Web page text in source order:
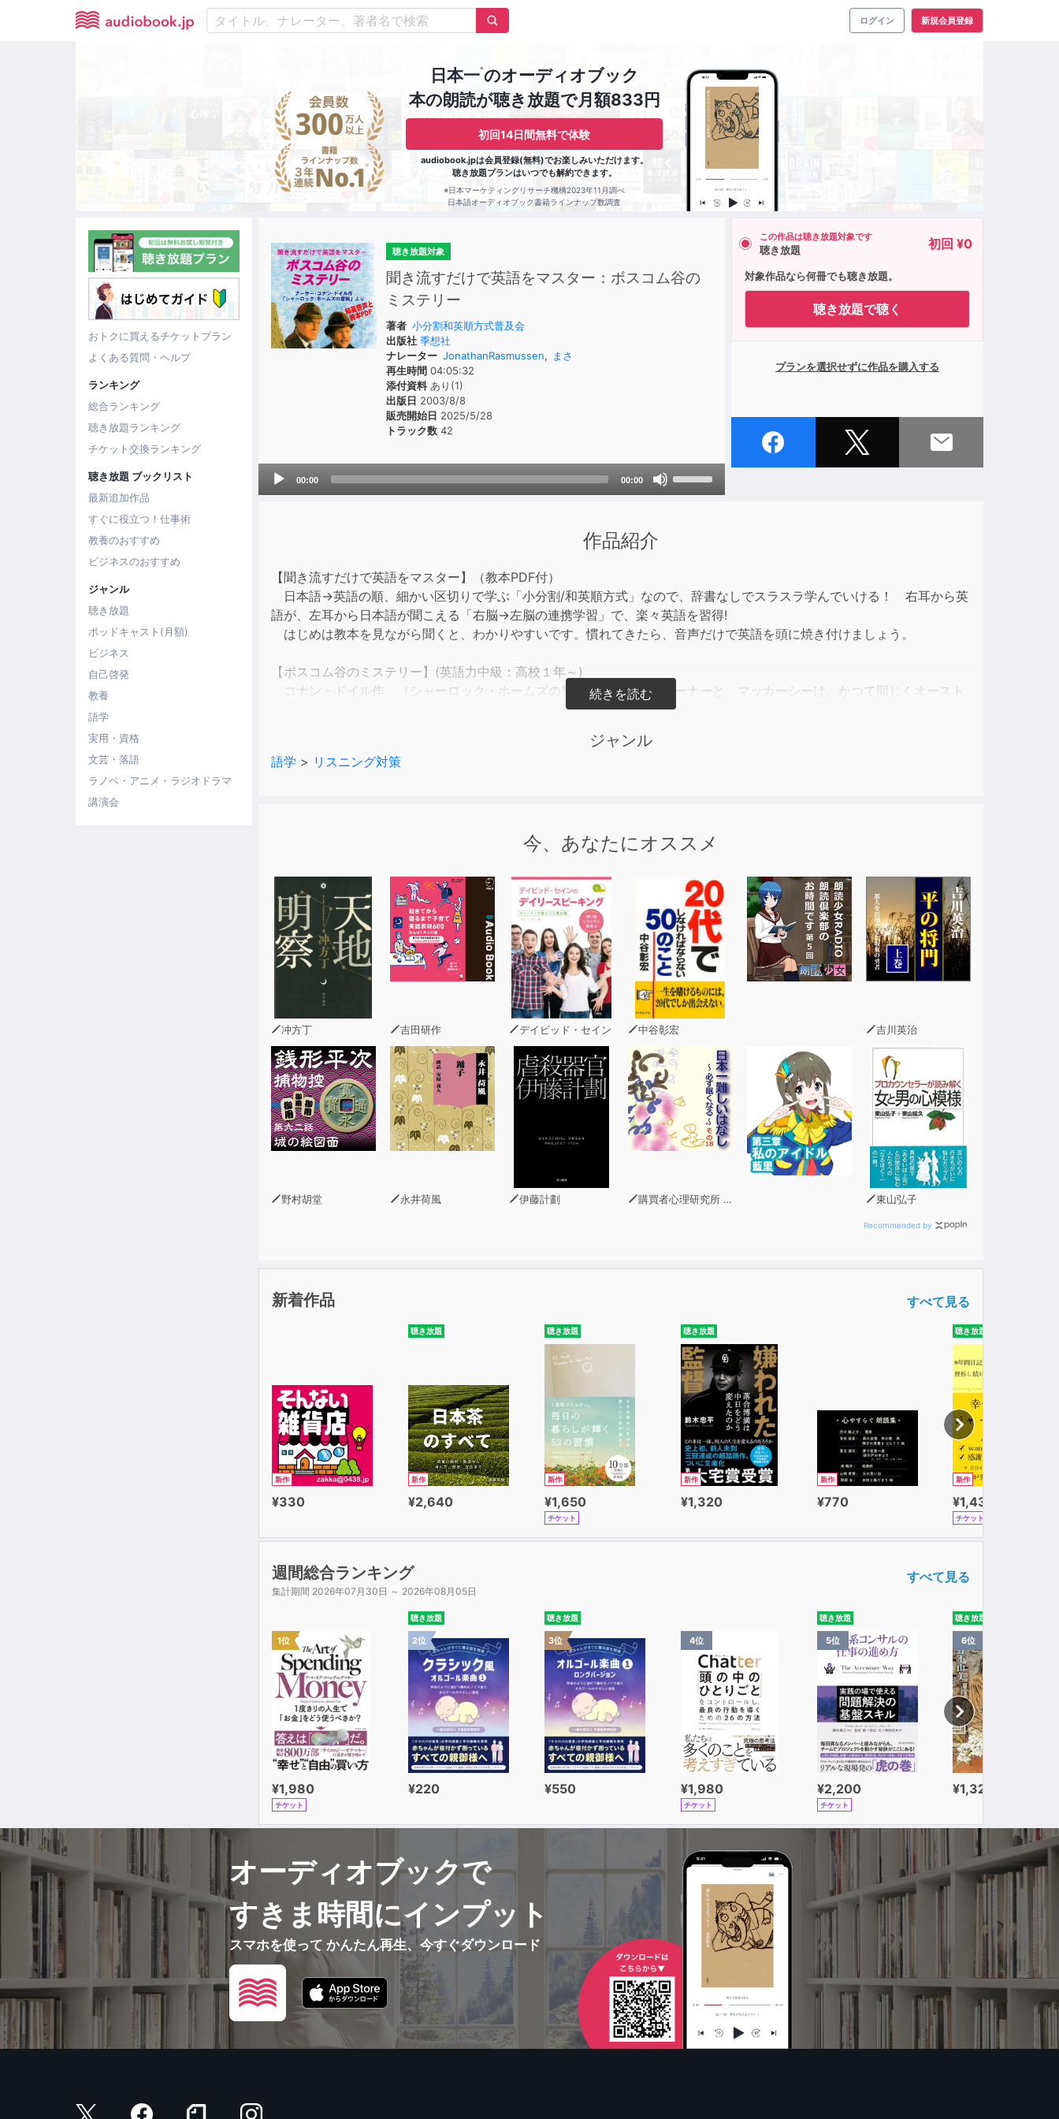
ログイン 新規会員登録
日本一※のオーディオブック
本の朗読が聴き放題で月額833円
初回14日間無料で体験
audiobook.jpは会員登録(無料)でお楽しみいただけます。
聴き放題プランはいつでも解約できます。
※日本マーケティングリサーチ機構2023年11月調べ
日本語オーディオブック書籍ラインナップ数調査
おトクに買えるチケットプラン
よくある質問・ヘルプ
ランキング
総合ランキング
聴き放題ランキング
チケット交換ランキング
聴き放題 ブックリスト
最新追加作品
すぐに役立つ！仕事術
教養のおすすめ
ビジネスのおすすめ
ジャンル
聴き放題
ポッドキャスト(月額)
ビジネス
自己啓発
教養
語学
実用・資格
文芸・落語
ラノベ・アニメ・ラジオドラマ
講演会
聴き放題対象
聞き流すだけで英語をマスター：ボスコム谷の
ミステリー
著者 小分割和英順方式普及会
出版社 季想社
ナレーター JonathanRasmussen,
まさ
再生時間 04:05:32
添付資料あり(1)
出版日 2003/8/8
販売開始日 2025/5/28
トラック数 42
Audio
00:00 00:00
decrease
volume.
この作品は聴き放題対象です
聴き放題 初回 ¥0
対象作品なら何冊でも聴き放題。
聴き放題で聴く
プランを選択せずに作品を購入する
作品紹介
【聞き流すだけで英語をマスター】（教本PDF付）
日本語→英語の順、細かい区切りで学ぶ「小分割/和英順方式」なので、辞書なしでスラスラ学んでいける！ 右耳から英
語が、左耳から日本語が聞こえる「右脳→左脳の連携学習」で、楽々英語を習得!
はじめは教本を見ながら聞くと、わかりやすいです。慣れてきたら、音声だけで英語を頭に焼き付けましょう。
【ボスコム谷のミステリー】(英語力中級：高校１年～)
コナン・ドイル作 （シャーロック・ホームズの冒険）より。富豪ターナーと、マッカーシーは、かつて同じくオースト
ラリアにいたこと がある。彼らはイギリスに帰ってから、同じ敷地内に住んでいた。ある日、マッカーシーはボスコム沼の
かしターナーの娘、またジェームズの恋人でも あるアリスは、ジェームズの無実を堅く信じている。アリスの求めにより、
シャーロック・ホームズはボスコム沼へ向かい、事件の調査を 開始した。
ジャンル
語学 > リスニング対策
今、あなたにオススメ
冲方丁 吉田研作 デイビッド・セイン 中谷彰宏 吉川英治
野村胡堂 永井荷風 伊藤計劃 購買者心理研究所 株式会社モデンナ 顧問 青木幹和 東山弘子
Recommended by
新着作品 すべて見る
新作
¥330
聴き放題
新作
¥2,640
聴き放題
新作
¥1,650
チケット
聴き放題
新作
¥1,320
新作
¥770
聴き放題
新作
¥1,430
チケット
週間総合ランキング
集計期間 2026年07月30日 ～ 2026年08月05日
すべて見る
1位
¥1,980
チケット
聴き放題
2位
¥220
聴き放題
3位
¥550
4位
¥1,980
チケット
聴き放題
5位
¥2,200
チケット
聴き放題
6位
¥1,320
オーディオブックで
すきま時間にインプット
スマホを使って かんたん再生、今すぐダウンロード